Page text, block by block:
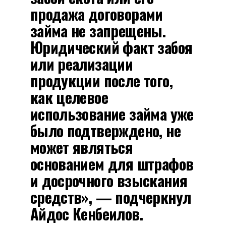
продажа договорами
займа не запрещены.
Юридический факт забоя
или реализации
продукции после того,
как целевое
использование займа уже
было подтверждено, не
может являться
основанием для штрафов
и досрочного взыскания
средств», — подчеркнул
Айдос Кенбеилов.